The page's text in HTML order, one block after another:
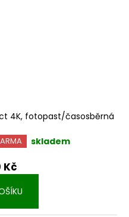
4K, fotopast/časosběrná
skladem
Kč